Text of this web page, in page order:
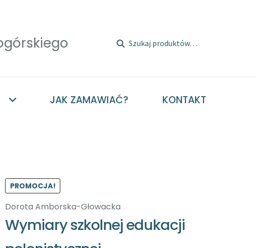
JAK ZAMAWIAĆ? KONTAKT
PROMOCJA!
Dorota Amborska-Głowacka
Wymiary szkolnej edukacji